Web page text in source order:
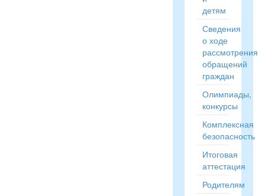
детям
Сведения
о ходе
рассмотрения
обращений
граждан
Олимпиады,
конкурсы
Комплексная
безопасность
Итоговая
аттестация
Родителям